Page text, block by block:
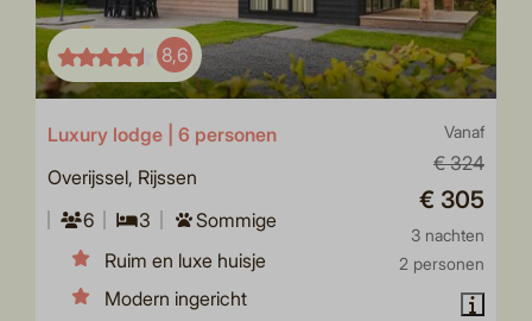
8,6
Vanaf
€ 324
€ 305
3 nachten
2 personen
Luxury lodge | 6 personen
Overijssel, Rijssen
6
3
Sommige
Ruim en luxe huisje
Modern ingericht